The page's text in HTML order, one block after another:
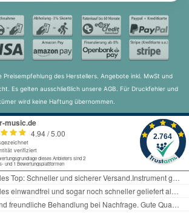
mit überwiegend
Surround System
Pedal (AP)
und mit Holzrolldeckel inkl.
Content Klangerzeugungs-
beinhaltet nicht nur
Registersamples in hoher
auch eine weitaus flexiblere
Intonation jedes einzelnen
Preisempfehlung des Herstellers. Angebote inkl. MwSt und
Es gelten ausschließlich unsere AGB. Für Druckfehler und
wird keine Haftung übernommen.